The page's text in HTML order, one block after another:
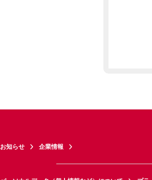
お知らせ 企業情報